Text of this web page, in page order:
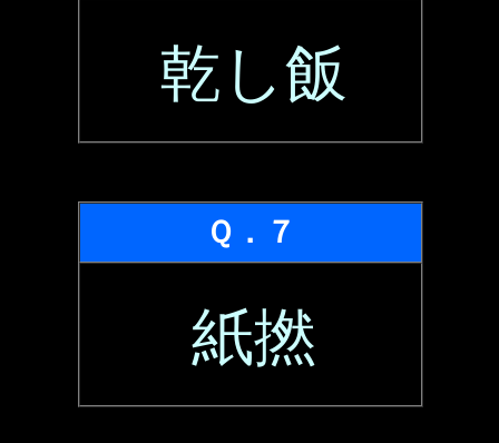
乾し飯
Ｑ．７
紙撚